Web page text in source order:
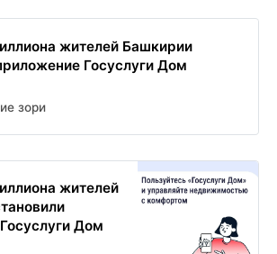
жителей Башкирии
Госуслуги Дом
зори
жителей
Дом